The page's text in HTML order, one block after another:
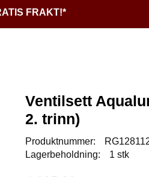
FRAKT!*
Ventilsett
2. trinn)
Produktnummer:
Lagerbeholdning:
1 stk